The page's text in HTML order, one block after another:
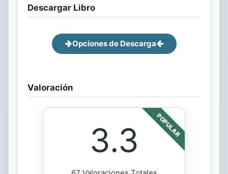
Descargar Libro
Opciones de Descarga
Valoración
POPULAR
3.3